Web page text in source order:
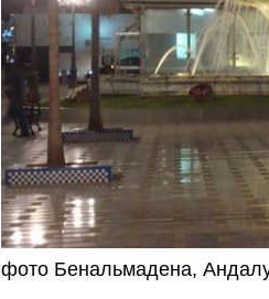
фото Бенальмадена,